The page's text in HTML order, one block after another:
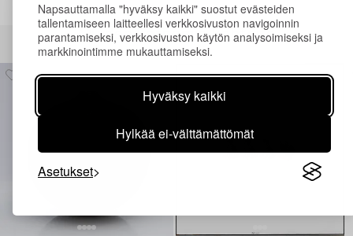
Napsauttamalla "hyväksy kaikki" suostut evästeiden
tallentamiseen laitteellesi verkkosivuston navigoinnin
parantamiseksi, verkkosivuston käytön analysoimiseksi ja
markkinointimme mukauttamiseksi.
Hyväksy kaikki
Hylkää ei-välttämättömät
Asetukset
Muiden katsomia kohteita